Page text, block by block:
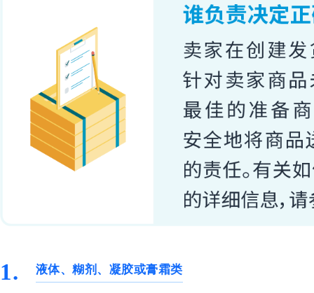
1. 液体、糊剂、凝胶或膏霜类